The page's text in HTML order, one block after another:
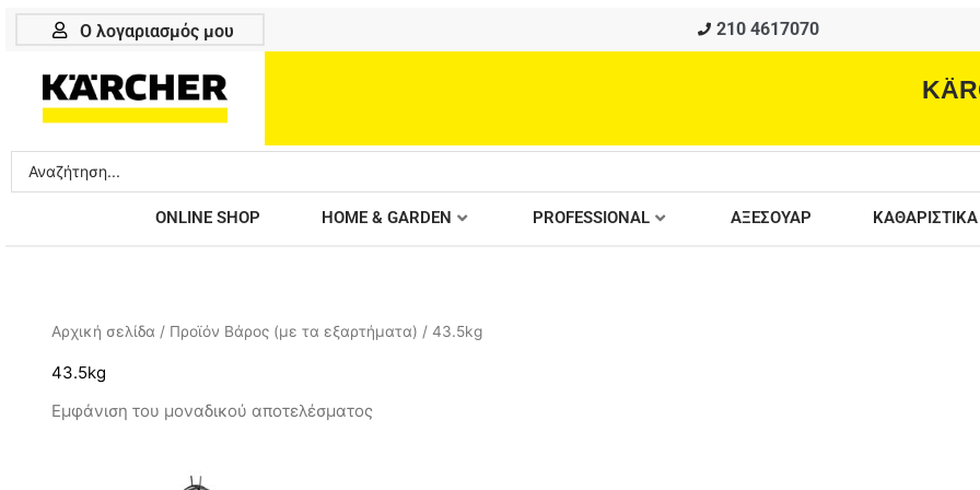
Μετάβαση
Ο λογαριασμός μου 210 4617070
Search
...
ONLINE SHOP HOME & GARDEN PROFESSIONAL ΑΞΕΣΟΥΑΡ ΚΑΘΑΡΙΣΤΙΚΑ
Αρχική σελίδα / Προϊόν Βάρος (με τα εξαρτήματα) / 43.5kg
43.5kg
Εμφάνιση του μοναδικού αποτελέσματος